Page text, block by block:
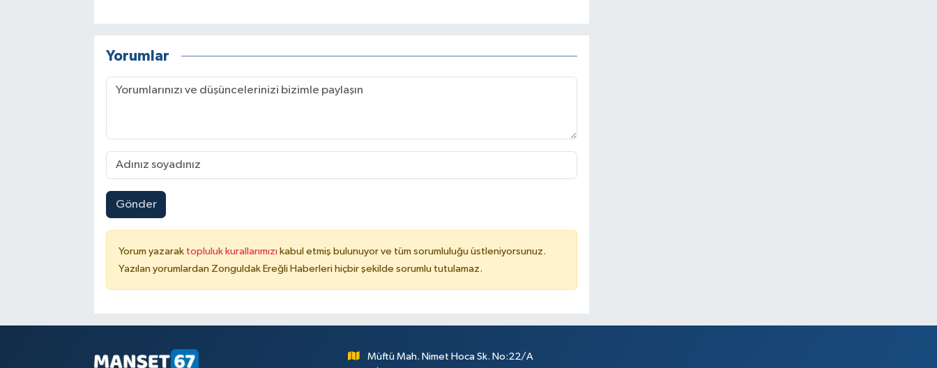
Yorumlar
Gönder
Yorum yazarak topluluk kurallarımızı kabul etmiş bulunuyor ve tüm sorumluluğu üstleniyorsunuz.
Yazılan yorumlardan Zonguldak Ereğli Haberleri hiçbir şekilde sorumlu tutulamaz.
Müftü Mah. Nimet Hoca Sk. No:22/A